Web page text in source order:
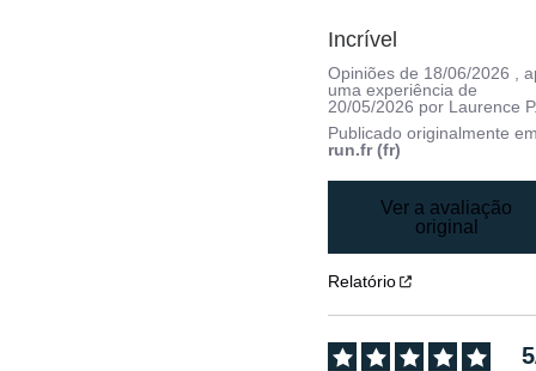
Incrível
Opiniões de 18/06/2026
,
uma experiência de
20/05/2026 por Laurence
Publicado originalmente
run.fr (fr)
Ver a avaliação
original
Relatório
5